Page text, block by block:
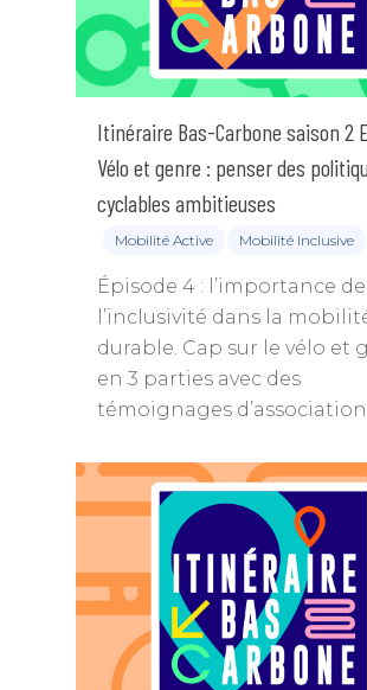
Itinéraire Bas-Carbone saison 2
Vélo et genre : penser des
cyclables ambitieuses
Mobilité Active Mobilité Inclusive
Épisode 4 : l’importance de
l’inclusivité dans la
durable. Cap sur le vélo et
en 3 parties avec des
témoignages d’association